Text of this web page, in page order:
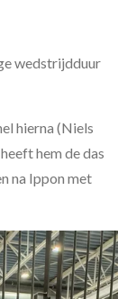
wedstrijdduur
hierna (Niels
hem de das
na Ippon met